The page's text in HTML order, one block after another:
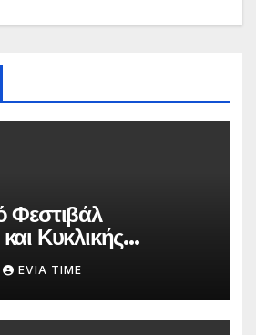
Φεστιβάλ
Κυκλικής
Λαογραφικό
EVIA TIME